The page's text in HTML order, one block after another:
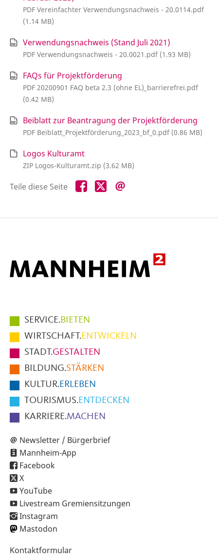
PDF Vereinfachter Verwendungsnachweis - 20.0114.pdf
(1.14 MB)
Verwendungsnachweis (Stand Juli 2021)
PDF Verwendungsnachweis - 20.0021.pdf (1.93 MB)
FAQs für Projektförderung
PDF 20200901 FAQ beta 2.3 (ohne EL)_barrierefrei.pdf
(0.42 MB)
Beiblatt zur Beantragung der Projektförderung
PDF Beiblatt_Projektförderung_2023_bf_0.pdf (0.86 MB)
Logos Kulturamt
ZIP Logos-Kulturamt.zip (3.62 MB)
Teile diese Seite Teile
diese
Teile
diese
Hauptmenüpunkte
im
Fußbereich
der
Seite
SERVICE.BIETEN
WIRTSCHAFT.ENTWICKELN
STADT.GESTALTEN
BILDUNG.STÄRKEN
KULTUR.ERLEBEN
TOURISMUS.ENTDECKEN
KARRIERE.MACHEN
Newsletter / Bürgerbrief
Mannheim-App
Facebook
X
YouTube
Livestream Gremiensitzungen
Instagram
Mastodon
Sekundärnavigation
Kontaktformular